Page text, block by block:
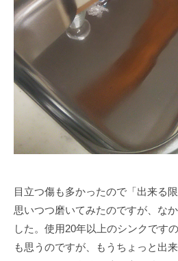
目立つ傷も多かったので「出来る
思いつつ磨いてみたのですが、な
した。使用20年以上のシンクです
も思うのですが、もうちょっと出